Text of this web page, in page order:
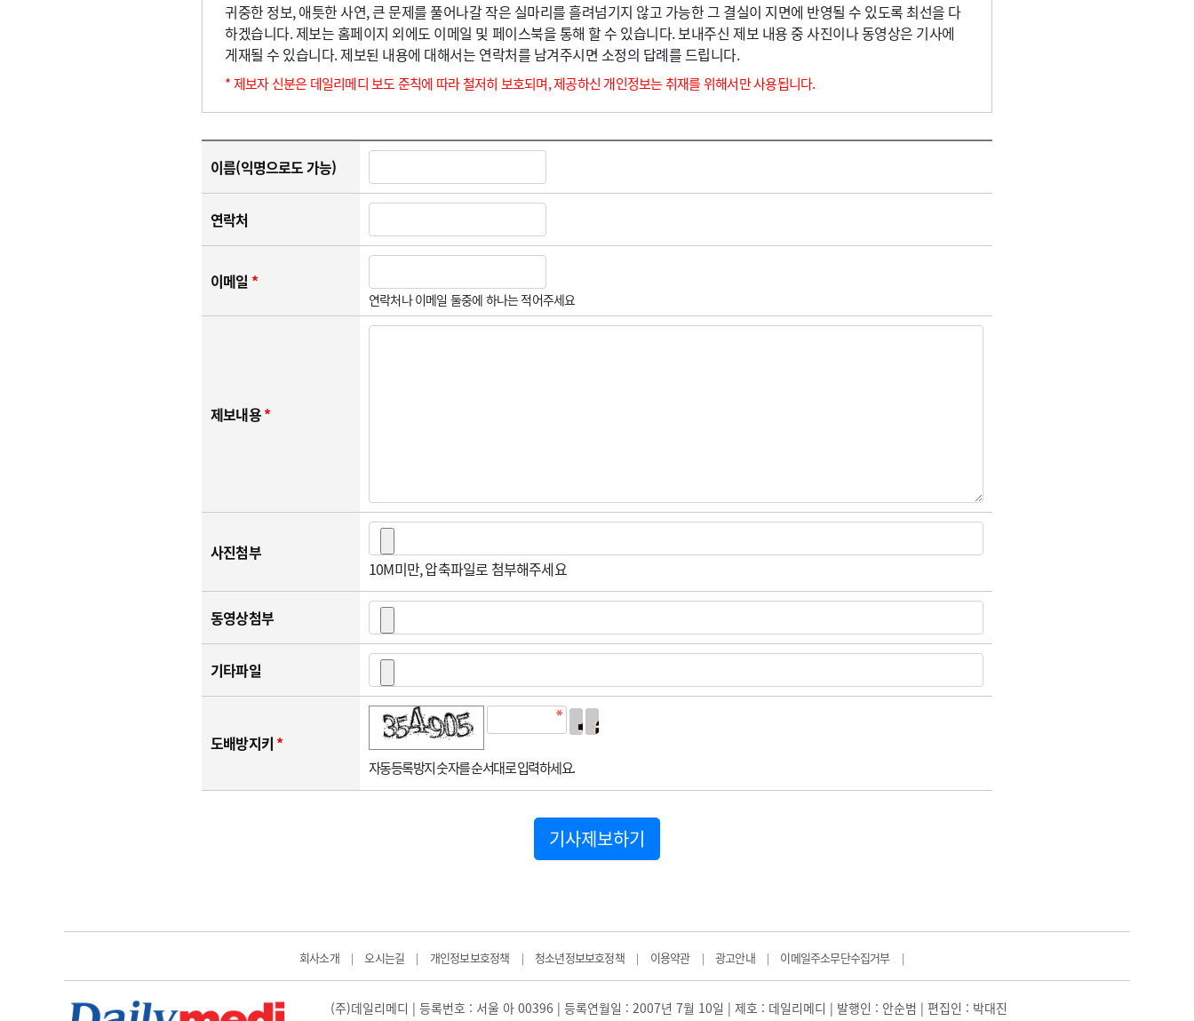
귀중한 정보, 애틋한 사연, 큰 문제를 풀어나갈 작은 실마리를 흘려넘기지 않고 가능한 그 결실이 지면에 반영될 수 있도록 최선을 다
하겠습니다. 제보는 홈페이지 외에도 이메일 및 페이스북을 통해 할 수 있습니다. 보내주신 제보 내용 중 사진이나 동영상은 기사에
게재될 수 있습니다. 제보된 내용에 대해서는 연락처를 남겨주시면 소정의 답례를 드립니다.
* 제보자 신분은 데일리메디 보도 준칙에 따라 철저히 보호되며, 제공하신 개인정보는 취재를 위해서만 사용됩니다.
이름(익명으로도 가능)
연락처
이메일 *
연락처나 이메일 둘중에 하나는 적어주세요
제보내용*
사진첨부
10M미만, 압축파일로 첨부해주세요
동영상첨부
기타파일
도배방지키 *
자동등록방지 숫자를 순서대로 입력하세요.
기사제보하기
회사소개 | 오시는길 | 개인정보보호정책 | 청소년정보보호정책 | 이용약관 | 광고안내 | 이메일주소무단수집거부 |
(주)데일리메디 | 등록번호 : 서울 아 00396 | 등록연월일 : 2007년 7월 10일 | 제호 : 데일리메디 | 발행인 : 안순범 | 편집인 : 박대진